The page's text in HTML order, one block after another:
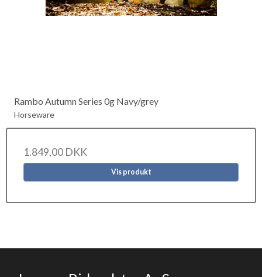
Rambo Autumn Series 0g Navy/grey
Horseware
1.849,00 DKK
Vis produkt